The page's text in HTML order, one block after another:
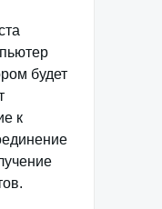
будет
к